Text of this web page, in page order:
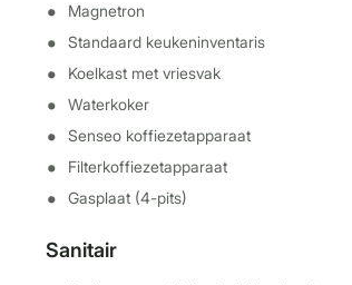
Magnetron
Standaard keukeninventaris
Koelkast met vriesvak
Waterkoker
Senseo koffiezetapparaat
Filterkoffiezetapparaat
Gasplaat (4-pits)
Sanitair